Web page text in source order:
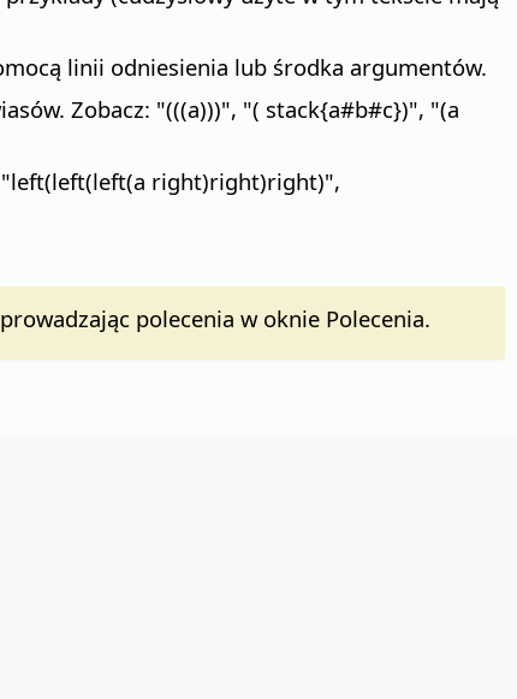
linii odniesienia lub środka argumentów.
Zobacz: "(((a)))", "( stack{a#b#c})", "(a
"left(left(left(a right)right)right)",
polecenia w oknie Polecenia.